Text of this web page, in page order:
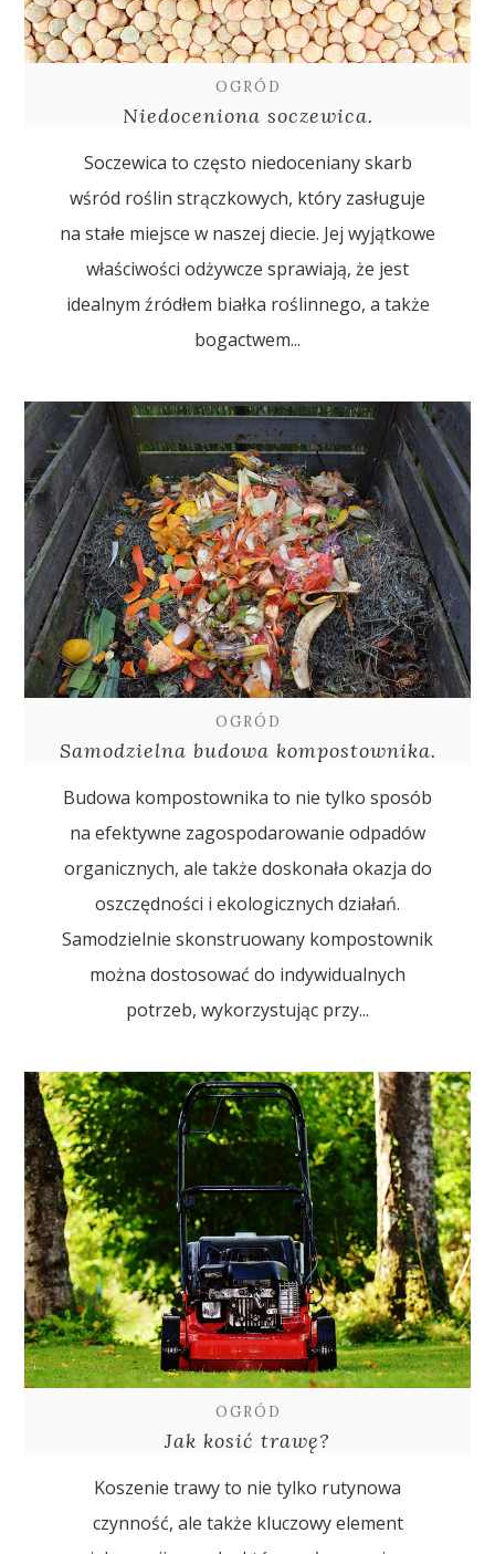
OGRÓD
Niedoceniona soczewica.
Soczewica to często niedoceniany skarb
wśród roślin strączkowych, który zasługuje
na stałe miejsce w naszej diecie. Jej wyjątkowe
właściwości odżywcze sprawiają, że jest
idealnym źródłem białka roślinnego, a także
bogactwem...
OGRÓD
Samodzielna budowa kompostownika.
Budowa kompostownika to nie tylko sposób
na efektywne zagospodarowanie odpadów
organicznych, ale także doskonała okazja do
oszczędności i ekologicznych działań.
Samodzielnie skonstruowany kompostownik
można dostosować do indywidualnych
potrzeb, wykorzystując przy...
OGRÓD
Jak kosić trawę?
Koszenie trawy to nie tylko rutynowa
czynność, ale także kluczowy element